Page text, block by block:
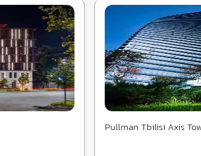
Pullman Tbilisi Axis